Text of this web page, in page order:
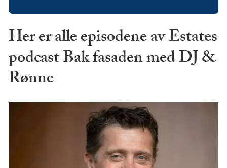
Her er alle episodene av Estates
podcast Bak fasaden med DJ &
Rønne